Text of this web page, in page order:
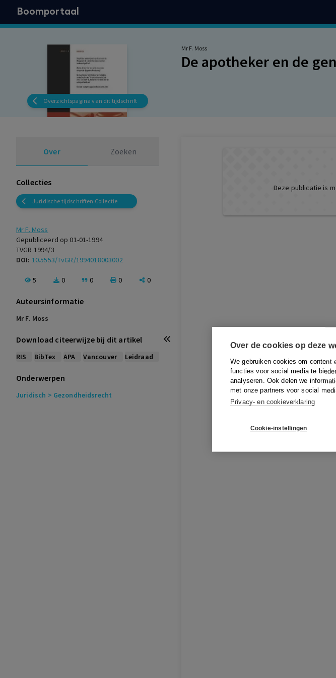
Over de cookies op deze
We gebruiken cookies om content
functies voor social media te
analyseren. Ook delen we
met onze partners voor social
Privacy- en cookieverklaring
Cookie-instellingen
Boomportaal
Overzichtspagina van dit tijdschrift
Mr F. Moss
De apotheker en de
Over Zoeken
Collecties
Juridische tijdschriften Collectie
Mr F. Moss
Gepubliceerd op 01-01-1994
TVGR 1994/3
DOI: 10.5553/TvGR/1994018003002
5 0 0 0 0
Auteursinformatie
Mr F. Moss
Download citeerwijze bij dit artikel
RIS BibTex APA Vancouver Leidraad
Onderwerpen
Juridisch > Gezondheidsrecht
Deze publicatie is